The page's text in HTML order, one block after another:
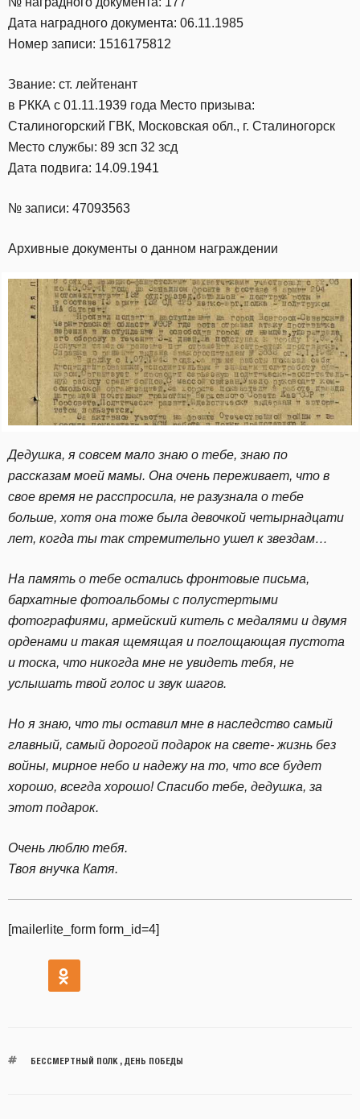
Дата наградного документа: 06.11.1985
Номер записи: 1516175812
Звание: ст. лейтенант
в РККА с 01.11.1939 года Место призыва:
Сталиногорский ГВК, Московская обл., г. Сталиногорск
Место службы: 89 зсп 32 зсд
Дата подвига: 14.09.1941
№ записи: 47093563
Архивные документы о данном награждении
Дедушка, я совсем мало знаю о тебе, знаю по
рассказам моей мамы. Она очень переживает, что в
свое время не расспросила, не разузнала о тебе
больше, хотя она тоже была девочкой четырнадцати
лет, когда ты так стремительно ушел к звездам…
На память о тебе остались фронтовые письма,
бархатные фотоальбомы с полустертыми
фотографиями, армейский китель с медалями и двумя
орденами и такая щемящая и поглощающая пустота
и тоска, что никогда мне не увидеть тебя, не
услышать твой голос и звук шагов.
Но я знаю, что ты оставил мне в наследство самый
главный, самый дорогой подарок на свете- жизнь без
войны, мирное небо и надежу на то, что все будет
хорошо, всегда хорошо! Спасибо тебе, дедушка, за
этот подарок.
Очень люблю тебя.
Твоя внучка Катя.
[mailerlite_form form_id=4]
БЕССМЕРТНЫЙ ПОЛК, ДЕНЬ ПОБЕДЫ